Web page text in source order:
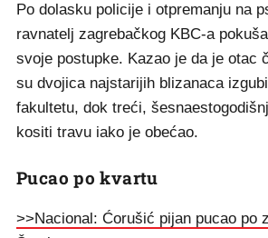
Po dolasku policije i otpremanju na
ravnatelj zagrebačkog KBC-a
svoje postupke. Kazao je da je otac
su dvojica najstarijih blizanaca
fakultetu, dok treći,
kositi travu iako je obećao.
Pucao po kvartu
>>Nacional: Ćorušić pijan pucao po